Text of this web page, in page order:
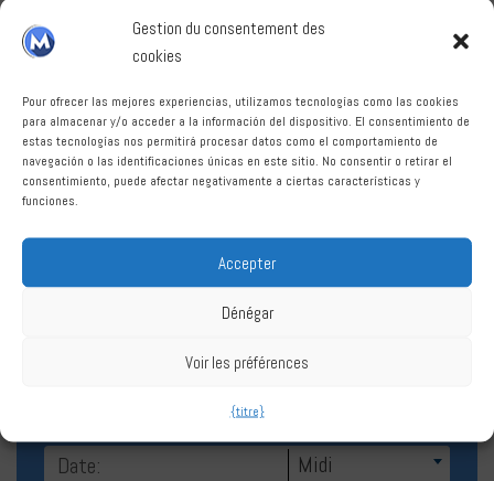
Gestion du consentement des
cookies
Pour ofrecer las mejores experiencias, utilizamos tecnologías como las cookies
para almacenar y/o acceder a la información del dispositivo. El consentimiento de
estas tecnologías nos permitirá procesar datos como el comportamiento de
navegación o las identificaciones únicas en este sitio. No consentir o retirar el
consentimiento, puede afectar negativamente a ciertas características y
funciones.
Accepter
Dénégar
Voir les préférences
{titre}
Mercredis :08:00 - 19:00
Jeudis :08:00 - 19:00
Samedi : 08:00 - 14:00
Dimanche :Fermé
Location de voiture Benahavís
Réserver Louer une voiture Benahavís
Midi